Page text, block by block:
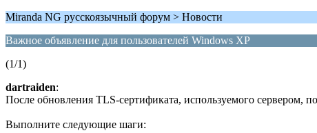
Miranda NG русскоязычный форум > Новости
Важное объявление для пользователей Windows XP
(1/1)
dartraiden:
После обновления TLS-сертификата, используемого сервером,
Выполните следующие шаги: